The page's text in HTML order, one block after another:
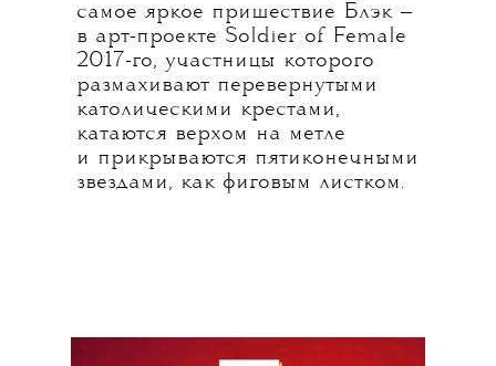
самое яркое пришествие Блэк —
в арт-проекте Soldier of Female
2017-го, участницы которого
размахивают перевернутыми
католическими крестами,
катаются верхом на метле
и прикрываются пятиконечными
звездами, как фиговым листком.